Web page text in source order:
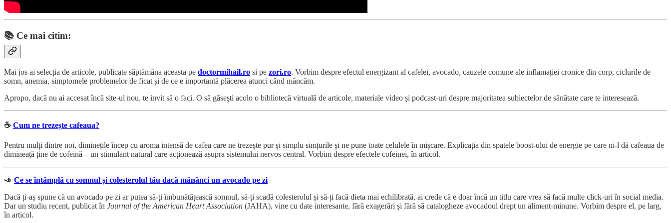
📚 Ce mai citim:
Mai jos ai selecția de articole, publicate săptămâna aceasta pe doctormihail.ro si pe zori.ro. Vorbim despre efectul energizant al cafelei, avocado, cauzele comune ale inflamației cronice din corp, ciclurile de
somn, anemia, simptomele problemelor de ficat și de ce e importantă plăcerea atunci când mâncăm.
Apropo, dacă nu ai accesat încă site-ul nou, te invit să o faci. O să găsești acolo o bibliotecă virtuală de articole, materiale video și podcast-uri despre majoritatea subiectelor de sănătate care te interesează.
☕️ Cum ne trezește cafeaua?
Pentru mulți dintre noi, diminețile încep cu aroma intensă de cafea care ne trezește pur și simplu simțurile și ne pune toate celulele în mișcare. Explicația din spatele boost-ului de energie pe care ni-l dă cafeaua de
dimineață ține de cofeină – un stimulant natural care acționează asupra sistemului nervos central. Vorbim despre efectele cofeinei, în articol.
🥑 Ce se întâmplă cu somnul și colesterolul tău dacă mănânci un avocado pe zi
Dacă ți-aș spune că un avocado pe zi ar putea să-ți îmbunătățească somnul, să-ți scadă colesterolul și să-ți facă dieta mai echilibrată, ai crede că e doar încă un titlu care vrea să facă multe click-uri în social media.
Dar un studiu recent, publicat în Journal of the American Heart Association (JAHA), vine cu date interesante, fără exagerări și fără să catalogheze avocadoul drept un aliment-minune. Vorbim despre el, pe larg,
în articol.